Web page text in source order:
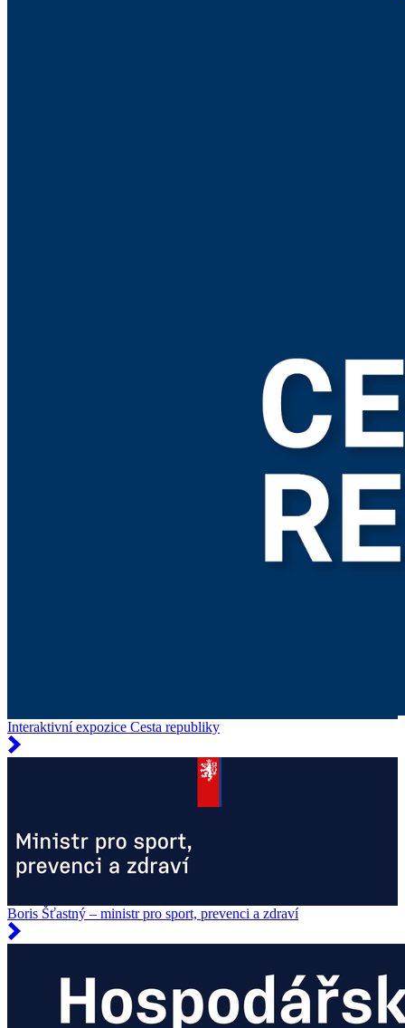
Interaktivní expozice Cesta republiky
Boris Šťastný – ministr pro sport, prevenci a zdraví